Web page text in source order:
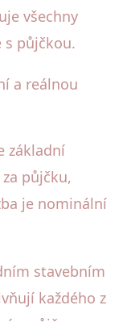
všechny
s půjčkou.
a reálnou
základní
půjčku,
je nominální
stavebním
každého z